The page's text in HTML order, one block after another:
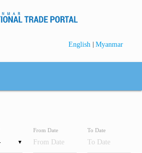
English | Myanmar
▼
From Date To Date